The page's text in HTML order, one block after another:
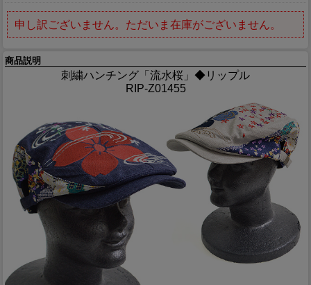
申し訳ございません。ただいま在庫がございません。
商品説明
刺繍ハンチング「流水桜」◆リップル
RIP-Z01455